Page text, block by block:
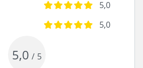
5,0
5,0
5,0 / 5